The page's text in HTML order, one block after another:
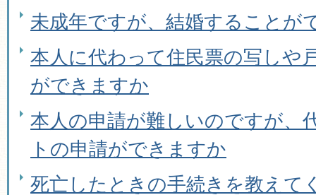
未成年ですが、結婚することが
本人に代わって住民票の写しや
ができますか
本人の申請が難しいのですが、
トの申請ができますか
死亡したときの手続きを教えて